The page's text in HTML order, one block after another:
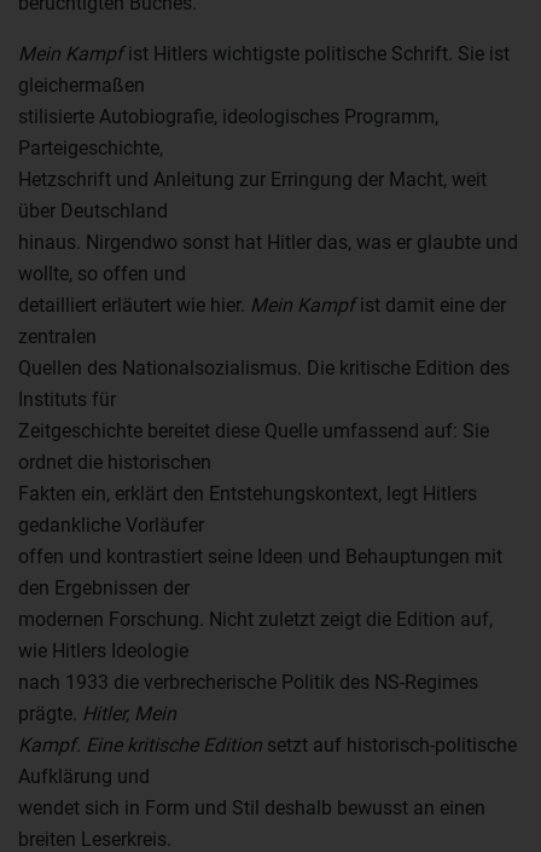
Mein Kampfist Hitlers wichtigste politische Schrift. Sie ist
gleichermaßen
stilisierte Autobiografie, ideologisches Programm,
Parteigeschichte,
Hetzschrift und Anleitung zur Erringung der Macht, weit
über Deutschland
hinaus. Nirgendwo sonst hat Hitler das, was er glaubte und
wollte, so offen und
detailliert erläutert wie hier. Mein Kampfist damit eine der
zentralen
Quellen des Nationalsozialismus. Die kritische Edition des
Instituts für
Zeitgeschichte bereitet diese Quelle umfassend auf: Sie
ordnet die historischen
Fakten ein, erklärt den Entstehungskontext, legt Hitlers
gedankliche Vorläufer
offen und kontrastiert seine Ideen und Behauptungen mit
den Ergebnissen der
modernen Forschung. Nicht zuletzt zeigt die Edition auf,
wie Hitlers Ideologie
nach 1933 die verbrecherische Politik des NS-Regimes
prägte. Hitler, Mein
Kampf. Eine kritische Edition setzt auf historisch-politische
Aufklärung und
wendet sich in Form und Stil deshalb bewusst an einen
breiten Leserkreis.